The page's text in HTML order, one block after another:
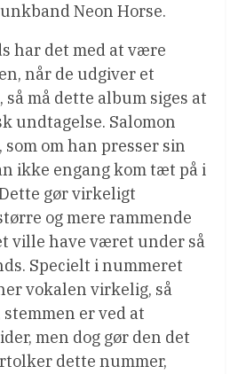
Neon Horse.
har det med at være
når de udgiver et
så må dette album siges at
undtagelse. Salomon
om han presser sin
ikke engang kom tæt på i
gør virkeligt
og mere rammende
ville have været under så
Specielt i nummeret
vokalen virkelig, så
er ved at
men dog gør den det
dette nummer,